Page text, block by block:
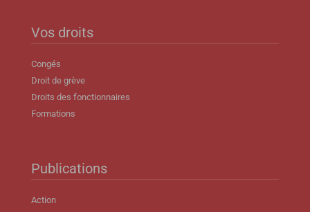
Vos droits
Congés
Droit de grève
Droits des fonctionnaires
Formations
Publications
Action